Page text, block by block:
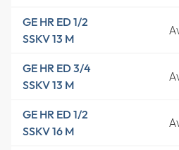
GE HR ED 1/2
SSKV 13 M
GE HR ED 3/4
SSKV 13 M
GE HR ED 1/2
SSKV 16 M